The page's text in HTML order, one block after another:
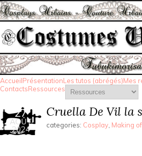
AccueilPrésentationLes tutos (abrégés)Mes
ContactsRessources
27
AOÛT
2024
Cruella De Vil la
categories: Cosplay Making